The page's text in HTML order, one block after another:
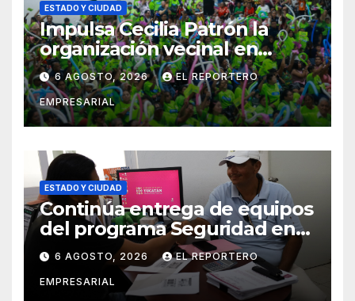
ESTADO Y CIUDAD
Impulsa Cecilia Patrón la
organización vecinal en
Mérida y suma a comités de
vigilancia en la prevención
social del delito
6 AGOSTO, 2026 EL REPORTERO
EMPRESARIAL
ESTADO Y CIUDAD
Continúa entrega de equipos
del programa Seguridad en
el Mar
6 AGOSTO, 2026 EL REPORTERO
EMPRESARIAL